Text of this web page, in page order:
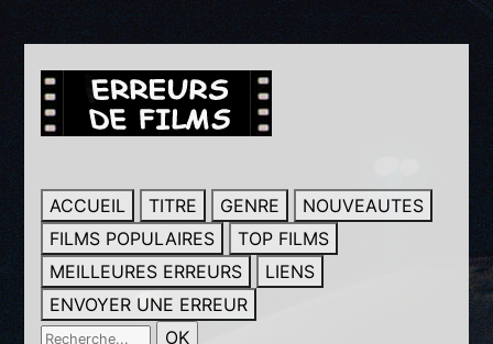
ACCUEIL TITRE GENRE
NOUVEAUTES
FILMS POPULAIRES
TOP FILMS
MEILLEURES ERREURS
LIENS
ENVOYER UNE ERREUR